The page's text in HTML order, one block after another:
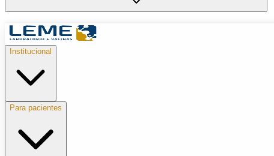
Institucional
Para pacientes